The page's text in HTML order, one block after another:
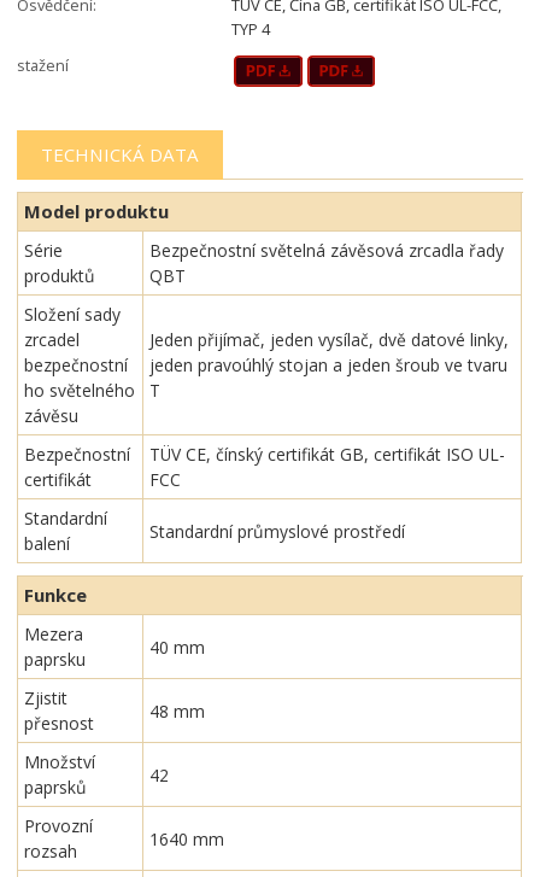
Osvědčení:
TÜV CE, Čína GB, certifikát ISO UL-FCC,
TYP 4
stažení
TECHNICKÁ DATA
Model produktu
Série
produktů
Bezpečnostní světelná závěsová zrcadla řady
QBT
Složení sady
zrcadel
bezpečnostní
ho světelného
závěsu
Jeden přijímač, jeden vysílač, dvě datové linky,
jeden pravoúhlý stojan a jeden šroub ve tvaru
T
Bezpečnostní
certifikát
TÜV CE, čínský certifikát GB, certifikát ISO UL-
FCC
Standardní
balení
Standardní průmyslové prostředí
Funkce
Mezera
paprsku
40 mm
Zjistit
přesnost
48 mm
Množství
paprsků
42
Provozní
rozsah
1640 mm